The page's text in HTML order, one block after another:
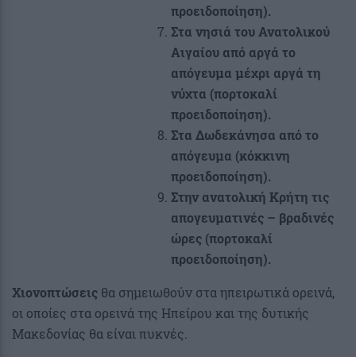
προειδοποίηση).
Στα νησιά του Ανατολικού
Αιγαίου από αργά το
απόγευμα μέχρι αργά τη
νύχτα (πορτοκαλί
προειδοποίηση).
Στα Δωδεκάνησα από το
απόγευμα (κόκκινη
προειδοποίηση).
Στην ανατολική Κρήτη τις
απογευματινές – βραδινές
ώρες (πορτοκαλί
προειδοποίηση).
Χιονοπτώσεις θα σημειωθούν στα ηπειρωτικά ορεινά,
οι οποίες στα ορεινά της Ηπείρου και της δυτικής
Μακεδονίας θα είναι πυκνές.